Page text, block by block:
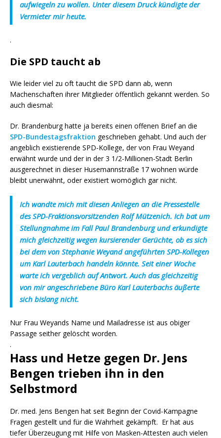
aufwiegeln zu wollen. Unter diesem Druck kündigte der
Vermieter mir heute.
.
Die SPD taucht ab
Wie leider viel zu oft taucht die SPD dann ab, wenn
Machenschaften ihrer Mitglieder öffentlich gekannt werden. So
auch diesmal:
Dr. Brandenburg hatte ja bereits einen offenen Brief an die
SPD-Bundestagsfraktion geschrieben gehabt. Und auch der
angeblich existierende SPD-Kollege, der von Frau Weyand
erwähnt wurde und der in der 3 1/2-Millionen-Stadt Berlin
ausgerechnet in dieser Husemannstraße 17 wohnen würde
bleibt unerwähnt, oder existiert womöglich gar nicht.
Ich wandte mich mit diesen Anliegen an die Pressestelle
des SPD-Fraktionsvorsitzenden Rolf Mützenich. Ich bat um
Stellungnahme im Fall Paul Brandenburg und erkundigte
mich gleichzeitig wegen kursierender Gerüchte, ob es sich
bei dem von Stephanie Weyand angeführten SPD-Kollegen
um Karl Lauterbach handeln könnte. Seit einer Woche
warte ich vergeblich auf Antwort. Auch das gleichzeitig
von mir angeschriebene Büro Karl Lauterbachs äußerte
sich bislang nicht.
Nur Frau Weyands Name und Mailadresse ist aus obiger
Passage seither gelöscht worden.
.
Hass und Hetze gegen Dr. Jens
Bengen trieben ihn in den
Selbstmord
Dr. med. Jens Bengen hat seit Beginn der Covid-Kampagne
Fragen gestellt und für die Wahrheit gekämpft. Er hat aus
tiefer Überzeugung mit Hilfe von Masken-Attesten auch vielen